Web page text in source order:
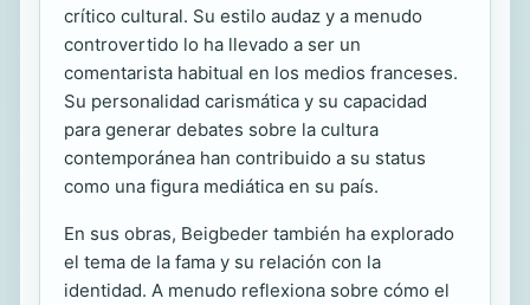
crítico cultural. Su estilo audaz y a menudo
controvertido lo ha llevado a ser un
comentarista habitual en los medios franceses.
Su personalidad carismática y su capacidad
para generar debates sobre la cultura
contemporánea han contribuido a su status
como una figura mediática en su país.
En sus obras, Beigbeder también ha explorado
el tema de la fama y su relación con la
identidad. A menudo reflexiona sobre cómo el